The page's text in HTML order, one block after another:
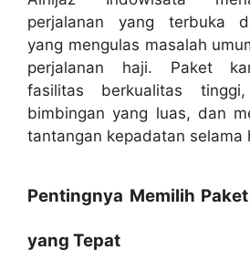
perjalanan yang terbuka
yang mengulas masalah
perjalanan haji. Paket
fasilitas berkualitas
bimbingan yang luas, dan
tantangan kepadatan selama
Pentingnya Memilih
yang Tepat